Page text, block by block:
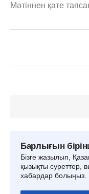
Мәтіннен қате
Барлығын
Бізге жазылып,
қызықты суреттер,
хабардар болыңыз.